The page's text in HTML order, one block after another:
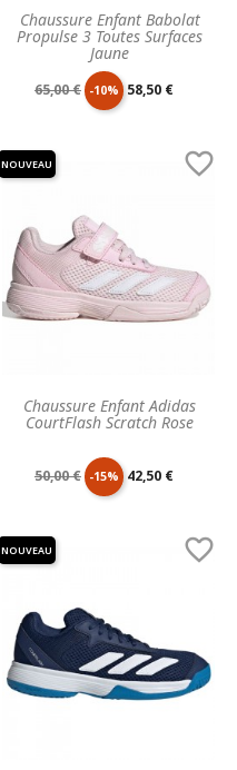
Chaussure Enfant Babolat
Propulse 3 Toutes Surfaces
Jaune
Prix
65,00 € -10% Prix
58,50 €
Chaussure Enfant Adidas
CourtFlash Scratch Rose

Prix
50,00 € -15% Prix
42,50 €
NOUVEAU

NOUVEAU